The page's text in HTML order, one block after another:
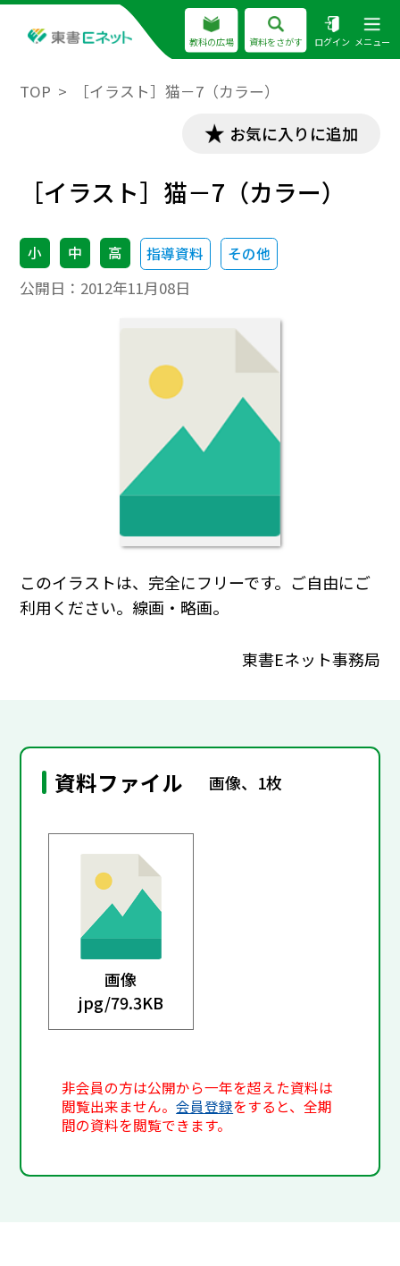
教科の広場 資料をさがす ログイン メニュー
TOP ［イラスト］猫－7（カラー）
お気に入りに追加
［イラスト］猫－7（カラー）
小 中 高 指導資料 その他
公開日： 2012年11月08日
このイラストは、完全にフリーです。ご自由にご
利用ください。線画・略画。
東書Eネット事務局
資料ファイル 画像、1枚
画像
jpg/79.3KB
非会員の方は公開から一年を超えた資料は
閲覧出来ません。会員登録をすると、全期
間の資料を閲覧できます。